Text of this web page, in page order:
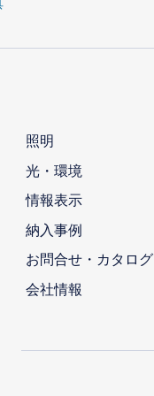
照明
光・環境
情報表示
納入事例
お問合せ・カタログ
会社情報